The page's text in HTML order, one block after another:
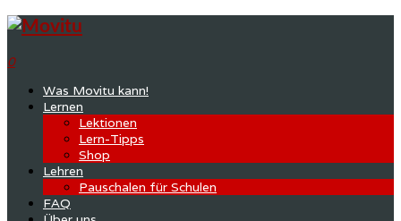
0
Was Movitu kann!
Lernen
Lektionen
Lern-Tipps
Shop
Lehren
Pauschalen für Schulen
FAQ